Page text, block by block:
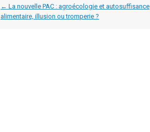
Navigation
dans
les
← La nouvelle PAC : agroécologie et autosuffisance
alimentaire, illusion ou tromperie ?